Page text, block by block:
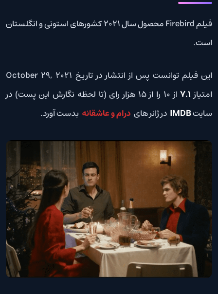
فیلم Firebird محصول سال 2021 کشورهای استونی و انگلستان
است.
این فیلم توانست پس از انتشار در تاریخ October 29, 2021
امتیاز 7.1
از 10 را از 15 هزار رای (تا لحظه نگارش این پست) در
سایتIMDB در ژانر های درام و عاشقانه بدست آورد.